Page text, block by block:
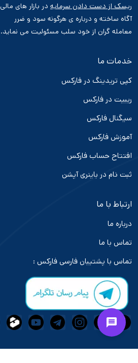
ریسک از دست دادن سرمایه در بازار های مالی
آگاه ساخته و درباره ی هرگونه سود و ضرر
معامله گران از خود سلب مسئولیت می نماید.
خدمات ما
کپی تریدینگ در فارکس
ریبیت در فارکس
سیگنال فارکس
آموزش فارکس
افتتاح حساب فارکس
ثبت نام در باینری آپشن
ارتباط با ما
درباره ما
تماس با ما
تماس با پشتیبان فارسی فارکس :